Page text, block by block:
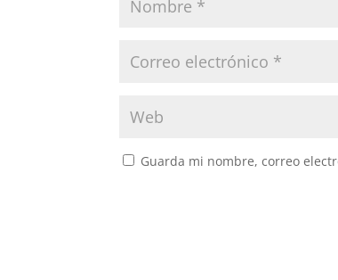
Guarda mi nombre, correo